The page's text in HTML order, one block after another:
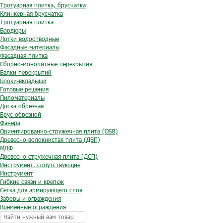
Тротуарная плитка, брусчатка
Клинкерная брусчатка
Тротуарная плитка
Бордюры
Лотки водоотводные
Фасадные материалы
Фасадная плитка
Сборно-монолитные перекрытия
Балки перекрытий
Блоки-вкладыши
Готовые решения
Пиломатериалы
Доска обрезная
Брус обрезной
Фанера
Ориентированно-стружечная плита (OSB)
Древесно-волокнистая плита (ДВП)
МДФ
Древесно-стружечная плита (ДСП)
Инструмент, сопутствующие
Инструмент
Гибкие связи и крепеж
Сетка для армирующего слоя
Заборы и ограждения
Временные ограждения